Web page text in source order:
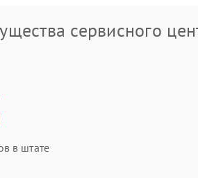
сервисного
в штате